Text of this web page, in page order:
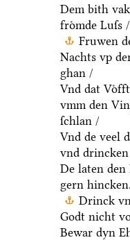
Dem bith
froͤmde Luſs
Fruwen
Nachts vp
ghan /
Vnd dat
vmm den
ſchlan /
Vnd de veel
vnd
De laten den
gern hincken.
Drinck
Godt nicht
Bewar dyn